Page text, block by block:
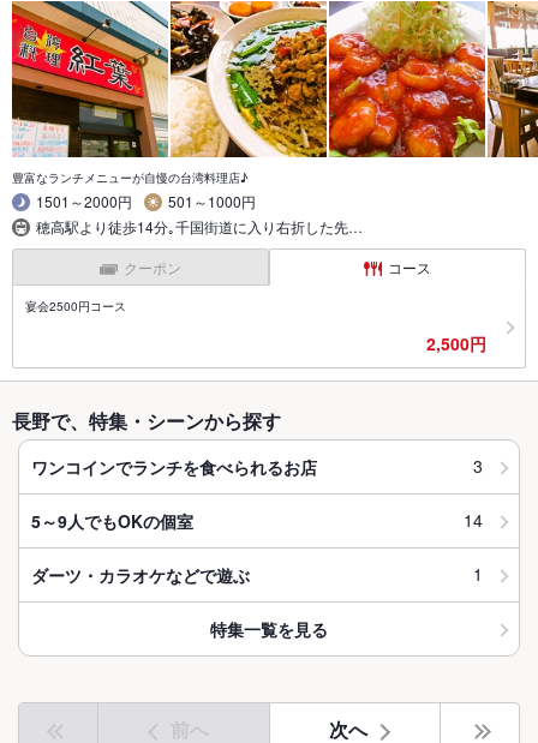
豊富なランチメニューが自慢の台湾料理店♪
1501～2000円
501～1000円
穂高駅より徒歩14分｡千国街道に入り右折した先…
クーポン コース
宴会2500円コース
2,500円
長野で、特集・シーンから探す
ワンコインでランチを食べられるお店 3
5～9人でもOKの個室 14
ダーツ・カラオケなどで遊ぶ 1
特集一覧を見る
前へ 次へ